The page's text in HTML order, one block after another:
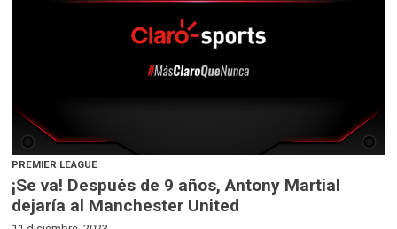
PREMIER LEAGUE
¡Se va! Después de 9 años, Antony Martial
dejaría al Manchester United